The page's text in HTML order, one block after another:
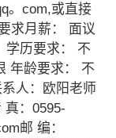
。com,或直接
求月薪： 面议
学历要求： 不
年龄要求： 不
人：欧阳老师
真：0595-
邮 编：